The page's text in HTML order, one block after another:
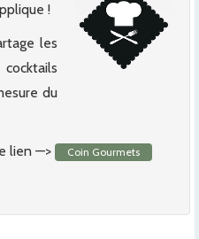
!
les
du
lien —>
Coin Gourmets